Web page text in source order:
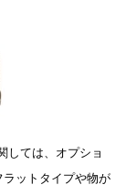
しては、オプショ
ットタイプや物が